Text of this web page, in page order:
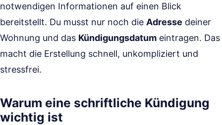
notwendigen Informationen auf einen Blick
bereitstellt. Du musst nur noch die Adresse deiner
Wohnung und das Kündigungsdatum eintragen. Das
macht die Erstellung schnell, unkompliziert und
stressfrei.
Warum eine schriftliche Kündigung
wichtig ist